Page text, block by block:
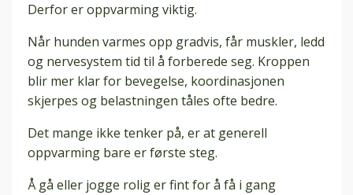
Derfor er oppvarming viktig.
Når hunden varmes opp gradvis, får muskler, ledd
og nervesystem tid til å forberede seg. Kroppen
blir mer klar for bevegelse, koordinasjonen
skjerpes og belastningen tåles ofte bedre.
Det mange ikke tenker på, er at generell
oppvarming bare er første steg.
Å gå eller jogge rolig er fint for å få i gang